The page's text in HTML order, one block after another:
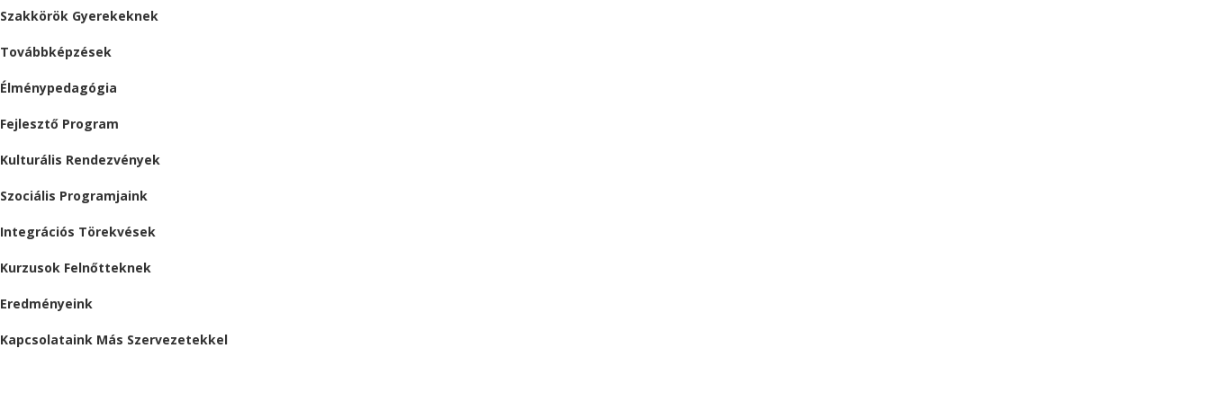
Szakkörök Gyerekeknek
Továbbképzések
Élménypedagógia
Fejlesztő Program
Kulturális Rendezvények
Szociális Programjaink
Integrációs Törekvések
Kurzusok Felnőtteknek
Eredményeink
Kapcsolataink Más Szervezetekkel